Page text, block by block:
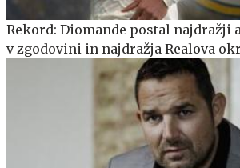
Rekord: Diomande postal najdražji
v zgodovini in najdražja Realova